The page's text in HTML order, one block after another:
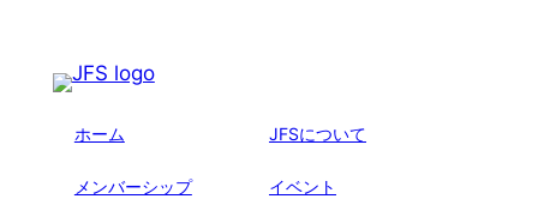
ホーム
メンバーシップ
JFSについて
イベント